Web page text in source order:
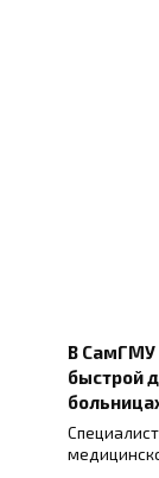
В СамГМУ
быстрой